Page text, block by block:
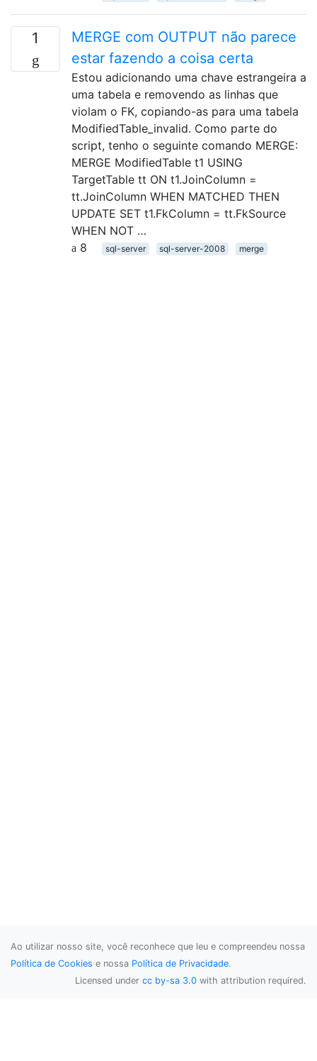
1
MERGE com OUTPUT não parece
estar fazendo a coisa certa
Estou adicionando uma chave estrangeira a
uma tabela e removendo as linhas que
violam o FK, copiando-as para uma tabela
ModifiedTable_invalid. Como parte do
script, tenho o seguinte comando MERGE:
MERGE ModifiedTable t1 USING
TargetTable tt ON t1.JoinColumn =
tt.JoinColumn WHEN MATCHED THEN
UPDATE SET t1.FkColumn = tt.FkSource
WHEN NOT …
8
sql-server sql-server-2008 merge
Ao utilizar nosso site, você reconhece que leu e compreendeu nossa
Política de Cookies e nossa Política de Privacidade.
Licensed under cc by-sa 3.0 with attribution required.